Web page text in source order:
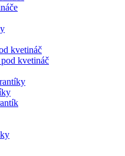
kvetináč
kvetináč